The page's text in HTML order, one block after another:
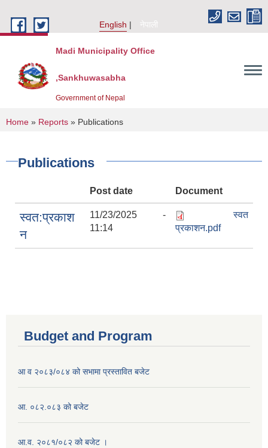
English
नेपाली
Madi Municipality Office
,Sankhuwasabha
Government of Nepal
You are here
Home » Reports » Publications
Publications
Post date Document
स्वत:प्रकाश
न
11/23/2025 -
11:14
स्वत
प्रकाशन.pdf
Budget and Program
आ व २०८३/०८४ को सभामा प्रस्तावित बजेट
आ. ०८२.०८३ को बजेट
आ.व. २०८१/०८२ को बजेट ।